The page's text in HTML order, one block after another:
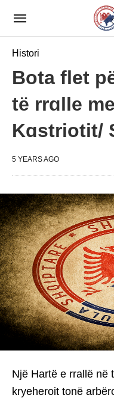
Histori
Bota flet
të rrɑlle
Kɑstriotit/
5 YEARS AGO
Një Hartë e rrallë në
kryeheroit tonë